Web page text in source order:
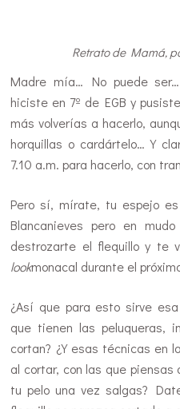
Retrato de Mamá,
Madre mía… No puede
hiciste en 7º de EGB y
más volverías a hacerlo,
horquillas o cardártelo… Y
7.10 a.m. para hacerlo, con
Pero sí, mírate, tu espejo
Blancanieves pero en
destrozarte el flequillo y te
lookmonacal durante el
¿Así que para esto sirve
que tienen las peluqueras,
cortan? ¿Y esas técnicas en
al cortar, con las que
tu pelo una vez salgas?